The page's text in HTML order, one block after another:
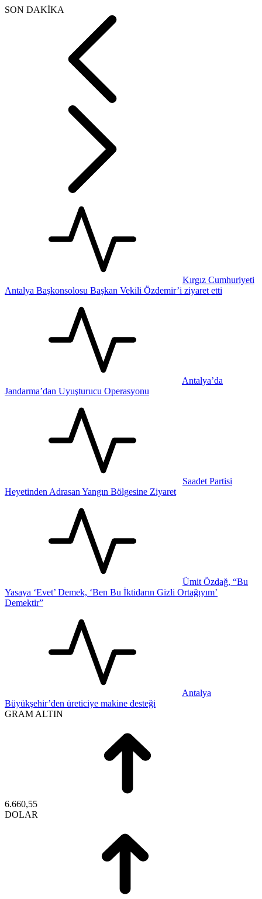
SON DAKİKA
Kırgız Cumhuriyeti
Antalya Başkonsolosu Başkan Vekili Özdemir’i ziyaret etti
Antalya’da
Jandarma’dan Uyuşturucu Operasyonu
Saadet Partisi
Heyetinden Adrasan Yangın Bölgesine Ziyaret
Ümit Özdağ, “Bu
Yasaya ‘Evet’ Demek, ‘Ben Bu İktidarın Gizli Ortağıyım’
Demektir”
Antalya
Büyükşehir’den üreticiye makine desteği
GRAM ALTIN
6.660,55
DOLAR